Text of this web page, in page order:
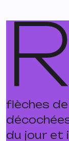
flèches
du jour et